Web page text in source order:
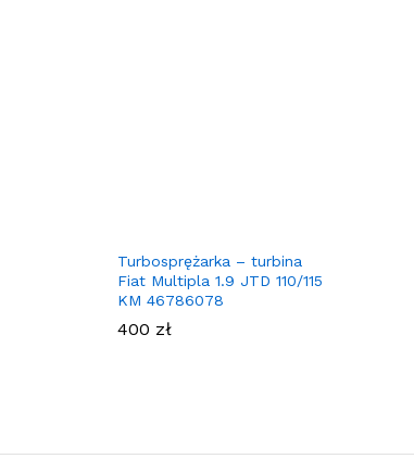
Turbosprężarka – turbina
Fiat Multipla 1.9 JTD 110/115
KM 46786078
400 zł